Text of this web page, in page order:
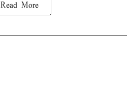
Read More